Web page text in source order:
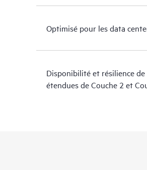
Optimisé pour les data
Disponibilité et résilience
étendues de Couche 2 et